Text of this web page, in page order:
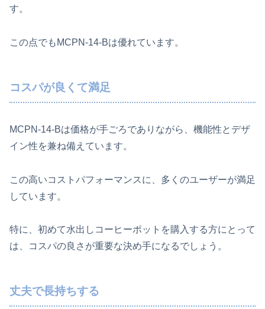
す。
この点でもMCPN-14-Bは優れています。
コスパが良くて満足
MCPN-14-Bは価格が手ごろでありながら、機能性とデザ
イン性を兼ね備えています。
この高いコストパフォーマンスに、多くのユーザーが満足
しています。
特に、初めて水出しコーヒーポットを購入する方にとって
は、コスパの良さが重要な決め手になるでしょう。
丈夫で長持ちする